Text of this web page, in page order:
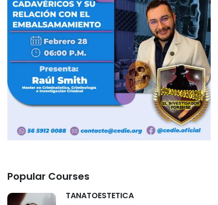
Popular Courses
TANATOESTÉTICA